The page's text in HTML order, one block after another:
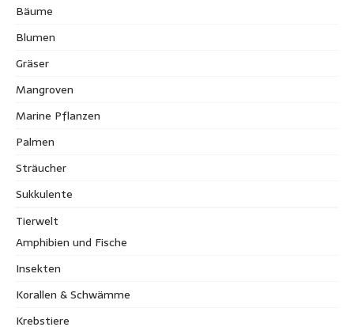
Bäume
Blumen
Gräser
Mangroven
Marine Pflanzen
Palmen
Sträucher
Sukkulente
Tierwelt
Amphibien und Fische
Insekten
Korallen & Schwämme
Krebstiere